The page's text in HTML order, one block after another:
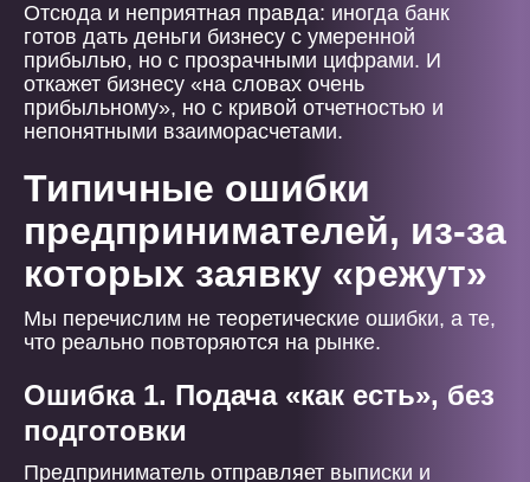
Отсюда и неприятная правда: иногда банк
готов дать деньги бизнесу с умеренной
прибылью, но с прозрачными цифрами. И
откажет бизнесу «на словах очень
прибыльному», но с кривой отчетностью и
непонятными взаиморасчетами.
Типичные ошибки
предпринимателей, из-за
которых заявку «режут»
Мы перечислим не теоретические ошибки, а те,
что реально повторяются на рынке.
Ошибка 1. Подача «как есть», без
подготовки
Предприниматель отправляет выписки и